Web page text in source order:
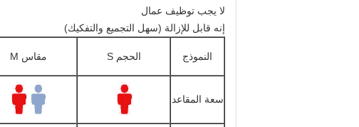
لا يجب توظيف عمال
إنه قابل للإزالة (سهل التجميع والتفكيك)
النموذج الحجم S مقاس M
سعة المقاعد